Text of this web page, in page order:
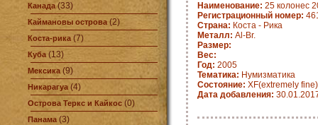
Канада(33)
Каймановы острова (2)
Коста-рика (7)
Куба (13)
Мексика (9)
Никарагуа (4)
Острова Теркс и Кайкос (0)
Панама(3)
Наименование: 25 колонес
Регистрационный номер:
Страна: Коста - Рика
Металл: Al-Br.
Размер:
Вес:
Год: 2005
Тематика: Нумизматика
Состояние: XF(extremely fine)
Дата добавления: